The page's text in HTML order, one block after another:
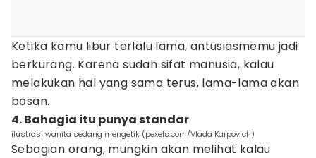
Ketika kamu libur terlalu lama, antusiasmemu jadi
berkurang. Karena sudah sifat manusia, kalau
melakukan hal yang sama terus, lama-lama akan
bosan.
4. Bahagia itu punya standar
ilustrasi wanita sedang mengetik (pexels.com/Vlada Karpovich)
Sebagian orang, mungkin akan melihat kalau